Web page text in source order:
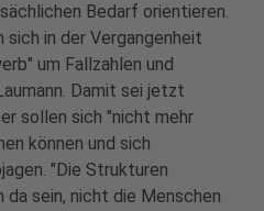
Bedarf orientieren.
sich in der Vergangenheit
um Fallzahlen und
Damit sei jetzt
sollen sich "nicht mehr
können und sich
"Die Strukturen
sein, nicht die Menschen